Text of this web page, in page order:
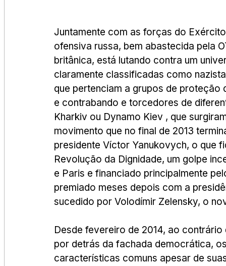
Juntamente com as forças do
ofensiva russa, bem abastecida pela
britânica, está lutando contra um
claramente classificadas como
que pertenciam a grupos de
e contrabando e torcedores de
Kharkiv ou Dynamo Kiev , que
movimento que no final de 2013
presidente Víctor Yanukovych, o que
Revolução da Dignidade, um golpe
e Paris e financiado principalmente
premiado meses depois com a
sucedido por Volodímir Zelensky, o
Desde fevereiro de 2014, ao
por detrás da fachada democrática,
características comuns apesar de